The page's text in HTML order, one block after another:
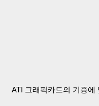
ATI 그래픽카드의 기종에